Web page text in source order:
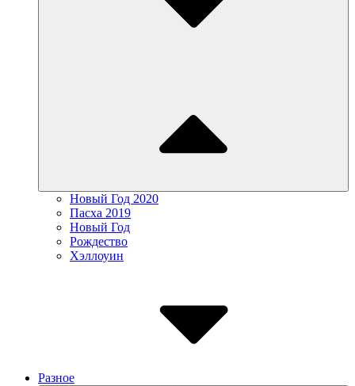
Новый Год 2020
Пасха 2019
Новый Год
Рождество
Хэллоуин
Разное